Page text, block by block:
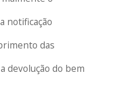
notificação
das
devolução do bem